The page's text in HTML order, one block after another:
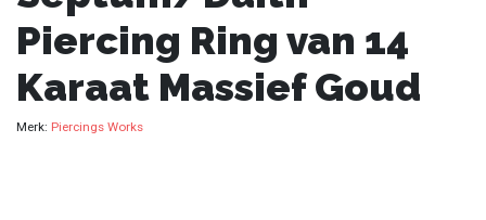
Piercing Ring van 14
Karaat Massief Goud
Merk: Piercings Works